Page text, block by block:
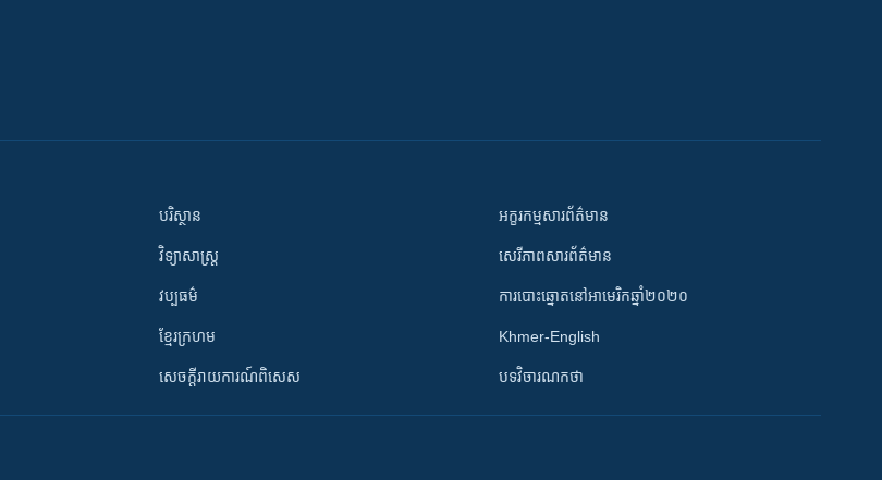
បរិស្ថាន
វិទ្យាសាស្រ្ត
វប្បធម៌
ខ្មែរក្រហម
សេចក្តីរាយការណ៍ពិសេស
អក្ខរកម្មសារព័ត៌មាន
សេរីភាពសារព័ត៌មាន
ការបោះឆ្នោតនៅអាមេរិកឆ្នាំ២០២០
Khmer-English
បទវិចារណកថា